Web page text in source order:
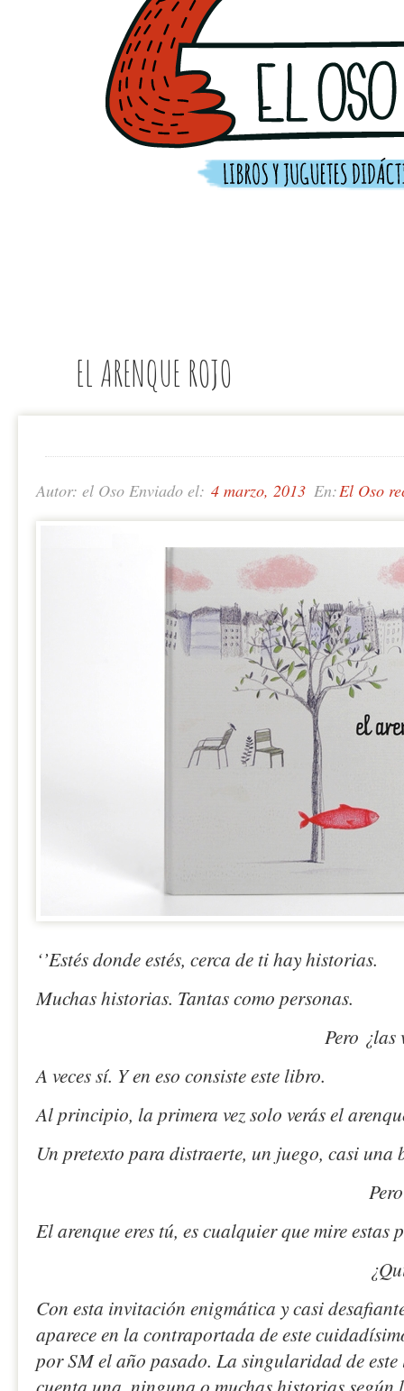
EL ARENQUE ROJO
Autor: el Oso Enviado el: 4 marzo, 2013 En:El Oso
‘’Estés donde estés, cerca de ti hay historias.
Muchas historias. Tantas como personas.
Pero ¿las
A veces sí. Y en eso consiste este libro.
Al principio, la primera vez solo verás el
Un pretexto para distraerte, un juego, casi una
Pero en el fondo,
El arenque eres tú, es cualquier que mire estas
¿Quieres
Con esta invitación enigmática y casi
aparece en la contraportada de este
por SM el año pasado. La singularidad de
cuenta una, ninguna o muchas historias